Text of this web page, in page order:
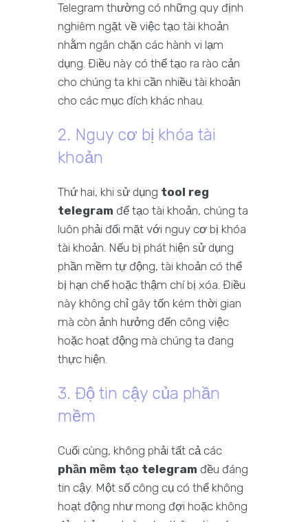
Telegram thường có những quy định
nghiêm ngặt về việc tạo tài khoản
nhằm ngăn chặn các hành vi lạm
dụng. Điều này có thể tạo ra rào cản
cho chúng ta khi cần nhiều tài khoản
cho các mục đích khác nhau.
2. Nguy cơ bị khóa tài
khoản
Thứ hai, khi sử dụng tool reg
telegram để tạo tài khoản, chúng ta
luôn phải đối mặt với nguy cơ bị khóa
tài khoản. Nếu bị phát hiện sử dụng
phần mềm tự động, tài khoản có thể
bị hạn chế hoặc thậm chí bị xóa. Điều
này không chỉ gây tốn kém thời gian
mà còn ảnh hưởng đến công việc
hoặc hoạt động mà chúng ta đang
thực hiện.
3. Độ tin cậy của phần
mềm
Cuối cùng, không phải tất cả các
phần mềm tạo telegram đều đáng
tin cậy. Một số công cụ có thể không
hoạt động như mong đợi hoặc không